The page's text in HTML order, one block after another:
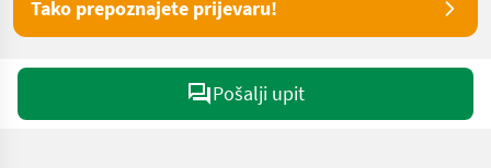
Tako prepoznajete prijevaru!
Pošalji upit